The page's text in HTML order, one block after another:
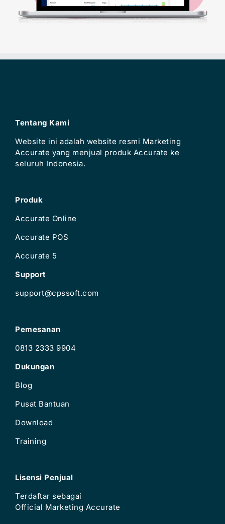
Tentang Kami
Website ini adalah website resmi Marketing
Accurate yang menjual produk Accurate ke
seluruh Indonesia.
Produk
Accurate Online
Accurate POS
Accurate 5
Support
support@cpssoft.com
Pemesanan
0813 2333 9904
Dukungan
Blog
Pusat Bantuan
Download
Training
Lisensi Penjual
Terdaftar sebagai
Official Marketing Accurate